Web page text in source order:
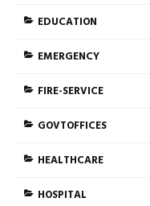
EDUCATION
EMERGENCY
FIRE-SERVICE
GOVTOFFICES
HEALTHCARE
HOSPITAL